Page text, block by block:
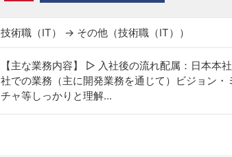
技術職（IT） → その他（技術職（IT））
【主な業務内容】 ▷ 入社後の流れ配属：日本本
社での業務（主に開発業務を通じて）ビジョン
チャ等しっかりと理解...